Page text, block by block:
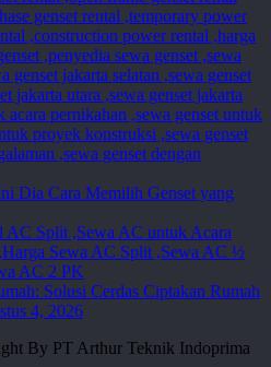
Dia Cara Memilih Genset yang
Solusi Cerdas Ciptakan Rumah
4, 2026
By PT Arthur Teknik Indoprima